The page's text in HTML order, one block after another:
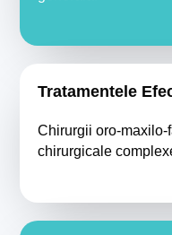
Tratamentele
Chirurgii oro-maxilo-
chirurgicale